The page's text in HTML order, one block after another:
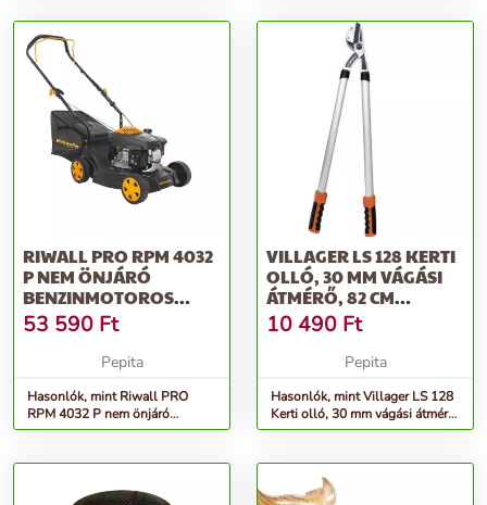
RIWALL PRO RPM 4032
P NEM ÖNJÁRÓ
BENZINMOTOROS
FŰNYÍRÓ 2 AZ 1-BEN
53 590 Ft
Pepita
Hasonlók, mint Riwall PRO
RPM 4032 P nem önjáró
benzinmotoros fűnyíró 2 az 1-
VILLAGER LS 128 KERTI
OLLÓ, 30 MM VÁGÁSI
ÁTMÉRŐ, 82 CM
HOSSZÚ, CR...
10 490 Ft
Pepita
Hasonlók, mint Villager LS 128
Kerti olló, 30 mm vágási átmérő,
82 cm hosszú, Cr...